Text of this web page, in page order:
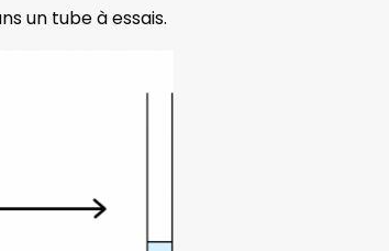
un tube à essais.